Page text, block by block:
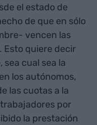
el estado de
de que en sólo
vencen las
Esto quiere decir
cual sea la
los autónomos,
las cuotas a la
por
la prestación